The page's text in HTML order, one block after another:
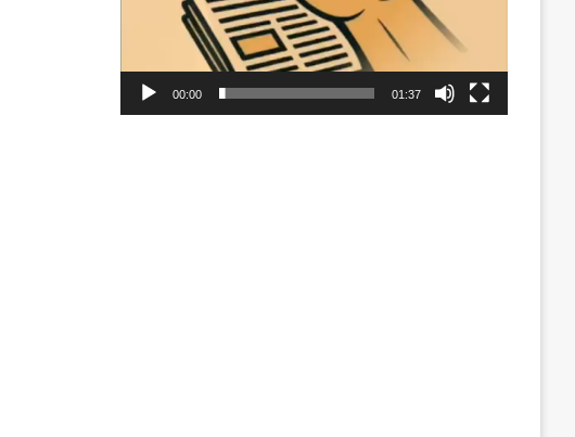
00:00 01:37